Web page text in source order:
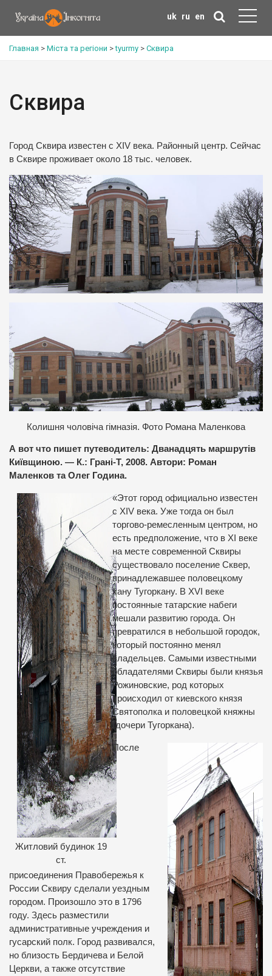
uk ru en
Главная > Міста та регіони >tyurmy > Сквира
Сквира
Город Сквира известен с XIV века. Районный центр. Сейчас
в Сквире проживает около 18 тыс. человек.
Колишня чоловіча гімназія. Фото Романа Маленкова
А вот что пишет путеводитель: Дванадцять маршрутів
Київщиною. — К.: Грані-Т, 2008. Автори: Роман
Маленков та Олег Година.
Житловий будинок 19
ст.
«Этот город официально известен
с XIV века. Уже тогда он был
торгово-ремесленным центром, но
есть предположение, что в XI веке
на месте современной Сквиры
существовало поселение Сквер,
принадлежавшее половецкому
хану Тугоркану. В ХVI веке
постоянные татарские набеги
мешали развитию города. Он
превратился в небольшой городок,
который постоянно менял
владельцев. Самыми известными
обладателями Сквиры были князья
Рожиновские, род которых
происходил от киевского князя
Святополка и половецкой княжны
(дочери Тугоркана).
После
присоединения Правобережья к
России Сквиру сделали уездным
городом. Произошло это в 1796
году. Здесь разместили
административные учреждения и
гусарский полк. Город развивался,
но близость Бердичева и Белой
Церкви, а также отсутствие